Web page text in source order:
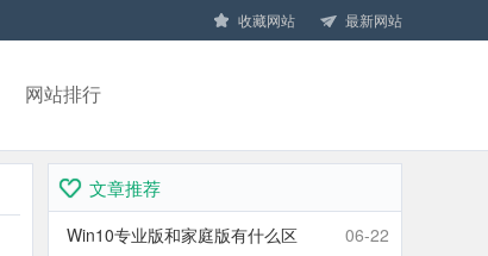
收藏网站 最新网站
网站排行
文章推荐
Win10专业版和家庭版有什么区
06-22